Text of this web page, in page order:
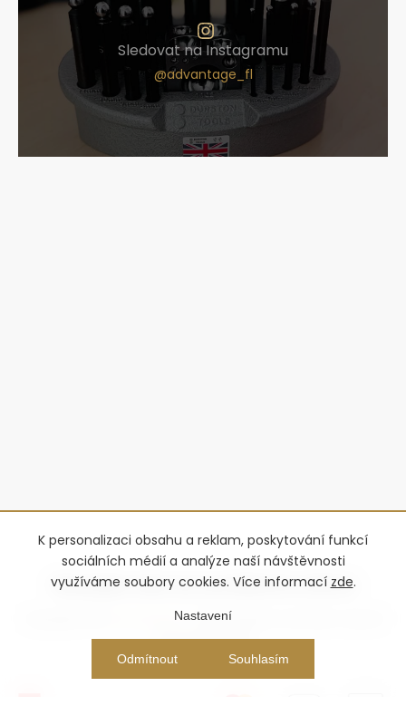
K personalizaci obsahu a reklam, poskytování funkcí
sociálních médií a analýze naší návštěvnosti
využíváme soubory cookies. Více informací zde.
Nastavení
Odmítnout Souhlasím
Sledovat na Instagramu
Vytvořil Shoptet Premium
Advantage-fl. Všechna práva vyhrazena.
nastavení cookies